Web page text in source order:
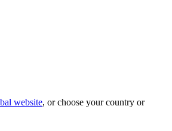
website, or choose your country or